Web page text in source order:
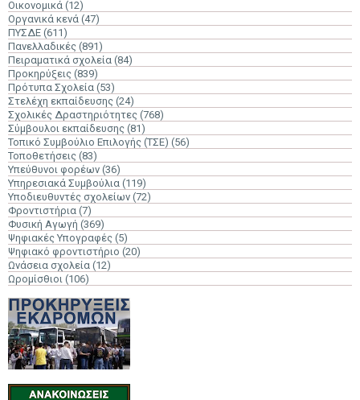
Οικονομικά (12)
Οργανικά κενά (47)
ΠΥΣΔΕ (611)
Πανελλαδικές (891)
Πειραματικά σχολεία (84)
Προκηρύξεις (839)
Πρότυπα Σχολεία (53)
Στελέχη εκπαίδευσης (24)
Σχολικές Δραστηριότητες (768)
Σύμβουλοι εκπαίδευσης (81)
Τοπικό Συμβούλιο Επιλογής (ΤΣΕ) (56)
Τοποθετήσεις (83)
Υπεύθυνοι φορέων (36)
Υπηρεσιακά Συμβούλια (119)
Υποδιευθυντές σχολείων (72)
Φροντιστήρια (7)
Φυσική Αγωγή (369)
Ψηφιακές Υπογραφές (5)
Ψηφιακό φροντιστήριο (20)
Ωνάσεια σχολεία (12)
Ωρομίσθιοι (106)